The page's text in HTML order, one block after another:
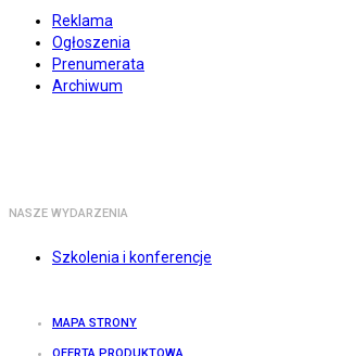
Reklama
Ogłoszenia
Prenumerata
Archiwum
NASZE WYDARZENIA
Szkolenia i konferencje
MAPA STRONY